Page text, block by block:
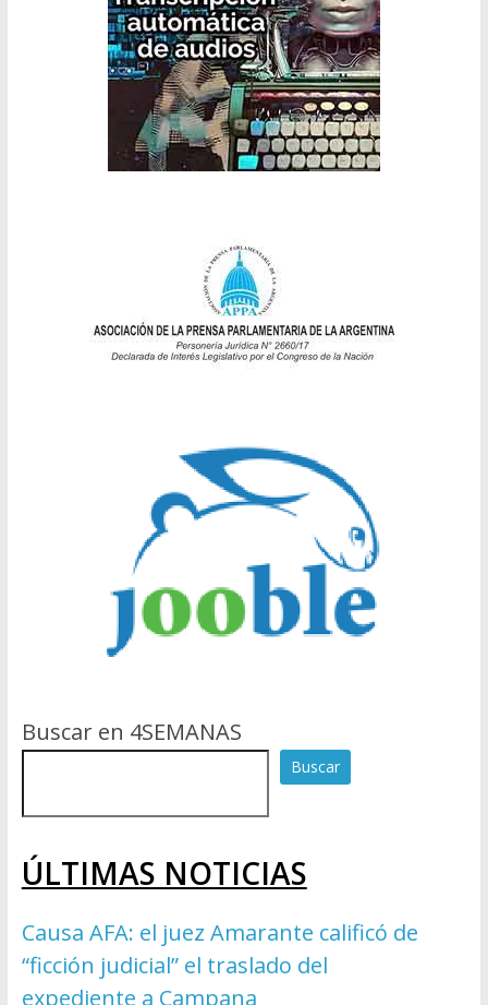
Buscar en 4SEMANAS
Buscar
ÚLTIMAS NOTICIAS
Causa AFA: el juez Amarante calificó de
“ficción judicial” el traslado del
expediente a Campana